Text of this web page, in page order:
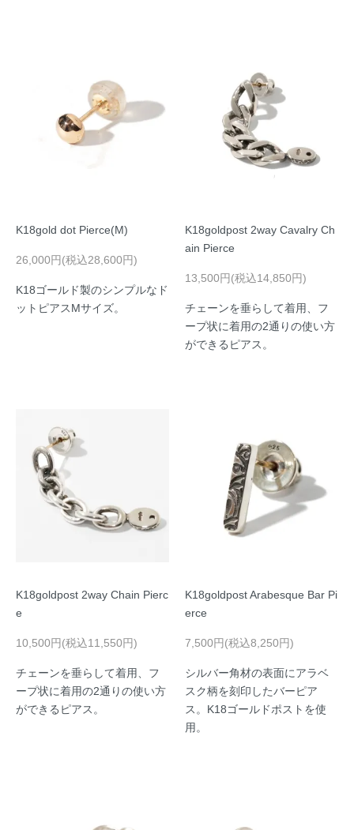
K18gold dot Pierce(M)
26,000円(税込28,600円)
K18ゴールド製のシンプルなド
ットピアスMサイズ。
K18goldpost 2way Cavalry Ch
ain Pierce
13,500円(税込14,850円)
チェーンを垂らして着用、フ
ープ状に着用の2通りの使い方
ができるピアス。
K18goldpost 2way Chain Pierc
e
10,500円(税込11,550円)
チェーンを垂らして着用、フ
ープ状に着用の2通りの使い方
ができるピアス。
K18goldpost Arabesque Bar Pi
erce
7,500円(税込8,250円)
シルバー角材の表面にアラベ
スク柄を刻印したバーピア
ス。K18ゴールドポストを使
用。